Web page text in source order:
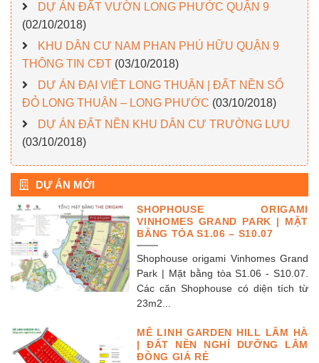
DỰ ÁN ĐẤT VƯỜN LONG PHƯỚC QUẬN 9
(02/10/2018)
KHU DÂN CƯ NAM PHAN PHÚ HỮU QUẬN 9
THÔNG TIN CĐT (03/10/2018)
DỰ ÁN ĐẠI VIỆT LONG THUẬN | ĐẤT NỀN SỔ
ĐỎ LONG THUẬN – LONG PHƯỚC (03/10/2018)
DỰ ÁN ĐẤT NỀN KHU DÂN CƯ TRƯỜNG LƯU
(03/10/2018)
DỰ ÁN MỚI
SHOPHOUSE ORIGAMI
VINHOMES GRAND PARK | MẶT
BẰNG TÒA S1.06 – S10.07
Shophouse origami Vinhomes Grand
Park | Mặt bằng tòa S1.06 - S10.07.
Các căn Shophouse có diện tích từ
23m2...
MÊ LINH GARDEN HILL LÂM HÀ
| ĐẤT NỀN NGHỈ DƯỠNG LÂM
ĐỒNG GIÁ RẺ